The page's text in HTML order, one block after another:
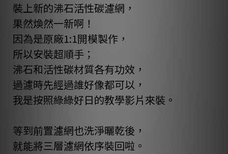
裝上新的沸石活性碳濾網，
果然煥然一新啊！
因為是原廠1:1開模製作，
所以安裝超順手；
沸石和活性碳材質各有功效，
過濾時先經過誰好像都可以，
我是按照綠綠好日的教學影片來裝。
等到前置濾網也洗淨曬乾後，
就能將三層濾網依序裝回啦。